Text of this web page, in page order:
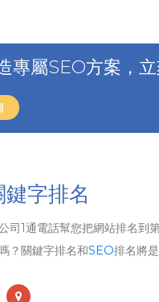
專屬SEO方案，立
字排名
司1通電話幫您把網站排名到
？關鍵字排名和SEO排名將